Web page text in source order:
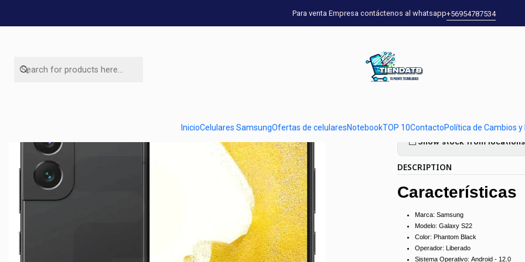
InicioCelulares SamsungOfertas de celularesNotebookTOP 10ContactoPolítica de Cambios
Para venta Empresa contáctenos al whatsapp+56954787534
falabella Smartphone Galaxy S22 128GB8GB 5G Negro Liberado
Smartphone
Negro
Show stock from locations
DESCRIPTION
Características
Marca: Samsung
Modelo: Galaxy S22
Color: Phantom Black
Operador: Liberado
Sistema Operativo: Android - 12.0